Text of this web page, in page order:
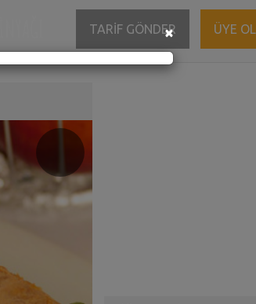
TARİF GÖNDER ÜYE
×Close